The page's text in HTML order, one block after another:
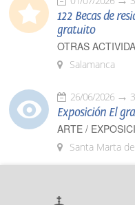
122 Becas de
gratuito
OTRAS
Salamanca
26/06/2026
Exposición El
ARTE /
Santa Marta